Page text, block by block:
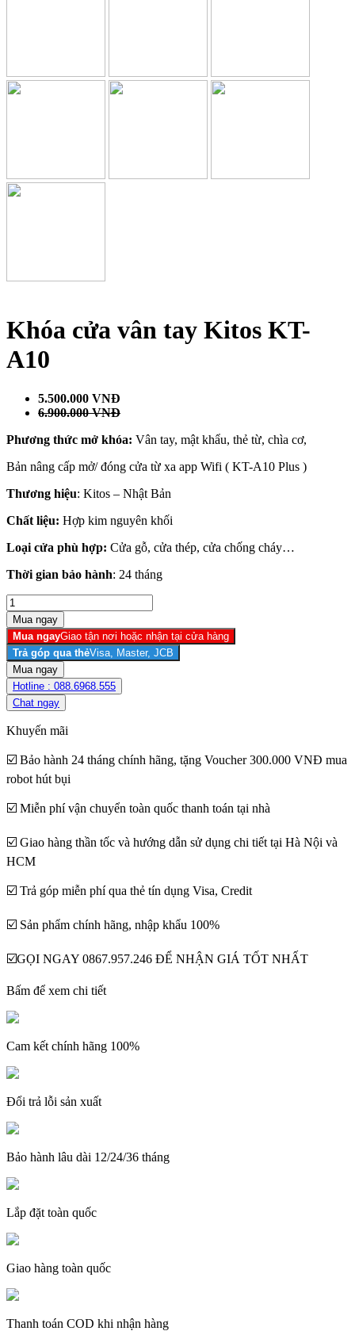
Khóa cửa vân tay Kitos KT-
A10
5.500.000 VNĐ
6.900.000 VNĐ
Phương thức mở khóa: Vân tay, mật khẩu, thẻ từ, chìa cơ,
Bản nâng cấp mở/ đóng cửa từ xa app Wifi ( KT-A10 Plus )
Thương hiệu: Kitos – Nhật Bản
Chất liệu: Hợp kim nguyên khối
Loại cửa phù hợp: Cửa gỗ, cửa thép, cửa chống cháy…
Thời gian bảo hành: 24 tháng
Mua ngayGiao tận nơi hoặc nhận tại cửa hàng
Trả góp qua thẻVisa, Master, JCB
Hotline : 088.6968.555
Chat ngay
Khuyến mãi
☑️ Bảo hành 24 tháng chính hãng, tặng Voucher 300.000 VNĐ mua
robot hút bụi
☑️ Miễn phí vận chuyển toàn quốc thanh toán tại nhà
☑️ Giao hàng thần tốc và hướng dẫn sử dụng chi tiết tại Hà Nội và
HCM
☑️ Trả góp miễn phí qua thẻ tín dụng Visa, Credit
☑️ Sản phẩm chính hãng, nhập khẩu 100%
☑️GỌI NGAY 0867.957.246 ĐỂ NHẬN GIÁ TỐT NHẤT
Bấm để xem chi tiết
Cam kết chính hãng 100%
Đổi trả lỗi sản xuất
Bảo hành lâu dài 12/24/36 tháng
Lắp đặt toàn quốc
Giao hàng toàn quốc
Thanh toán COD khi nhận hàng